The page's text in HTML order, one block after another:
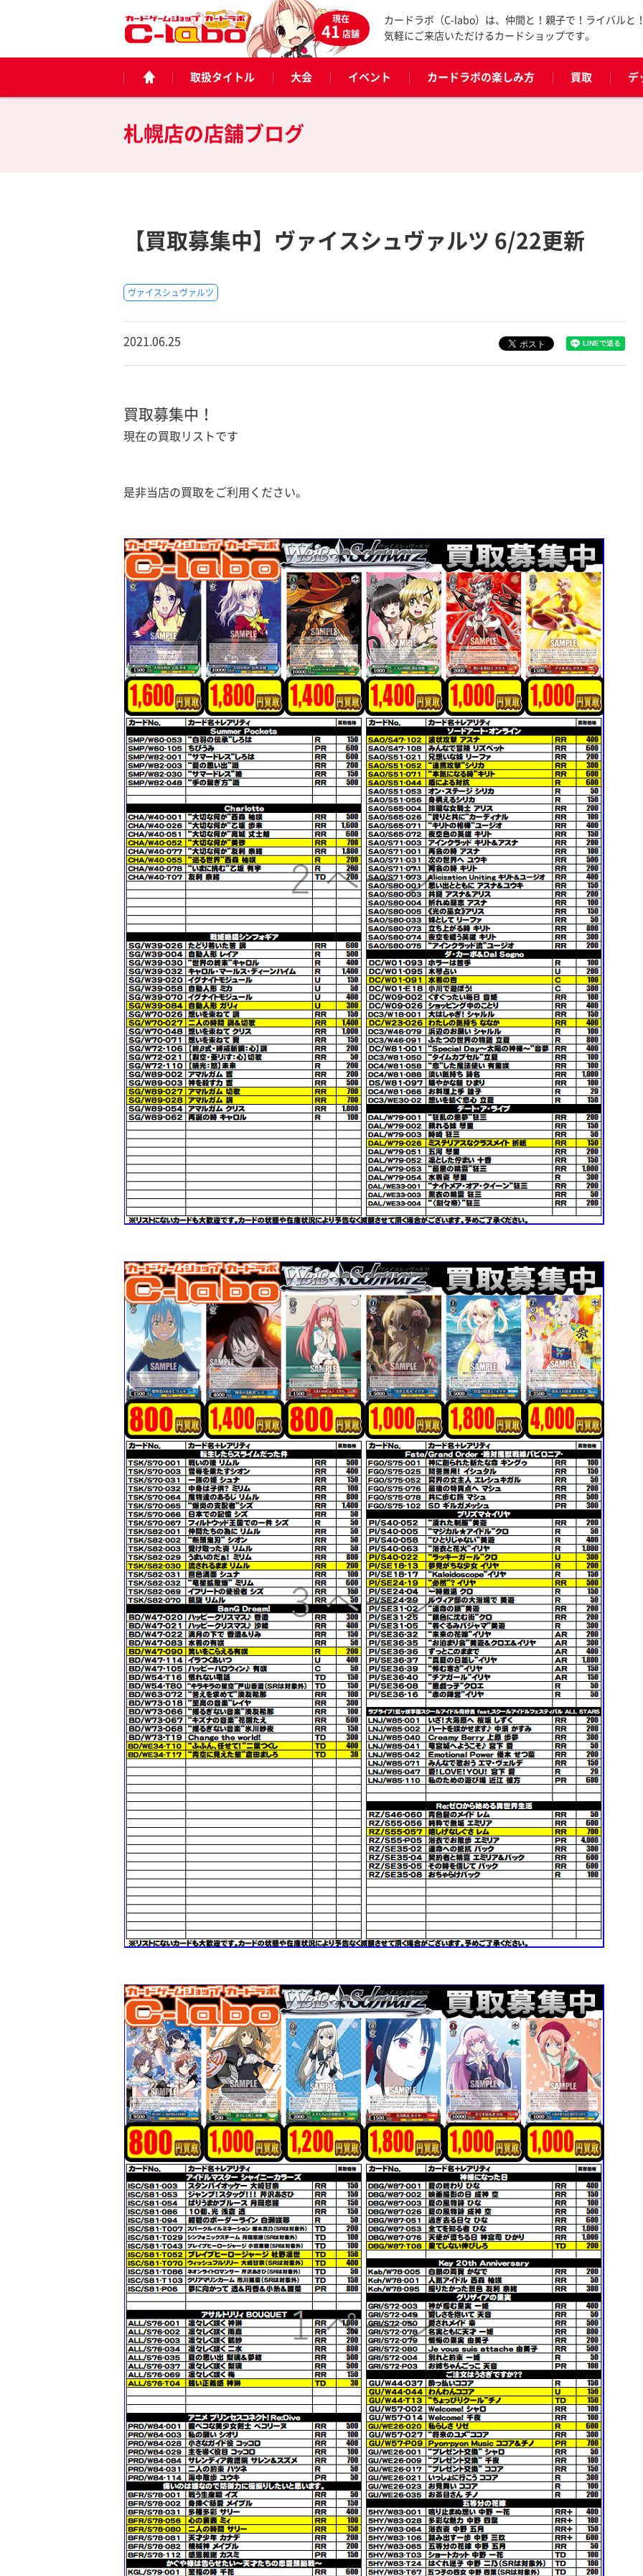
現在
41店舗
カードラボ（C-labo）は、仲間と！親子で！ライバルと
気軽にご来店いただけるカードショップです。
取扱タイトル 大会 イベント カードラボの楽しみ方 買取 デ
札幌店の店舗ブログ
【買取募集中】ヴァイスシュヴァルツ 6/22更新
ヴァイスシュヴァルツ
2021.06.25
買取募集中！
現在の買取リストです
是非当店の買取をご利用ください。